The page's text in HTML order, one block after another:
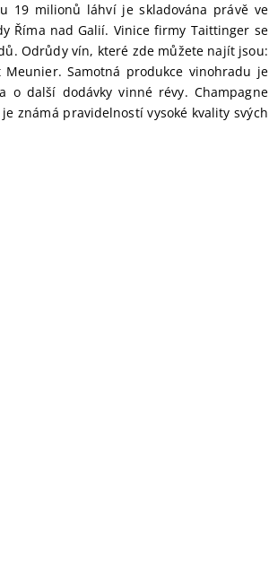
19 milionů láhví je skladována právě ve
Říma nad Galií. Vinice firmy Taittinger se
Odrůdy vín, které zde můžete najít jsou:
Samotná produkce vinohradu je
další dodávky vinné révy. Champagne
známá pravidelností vysoké kvality svých